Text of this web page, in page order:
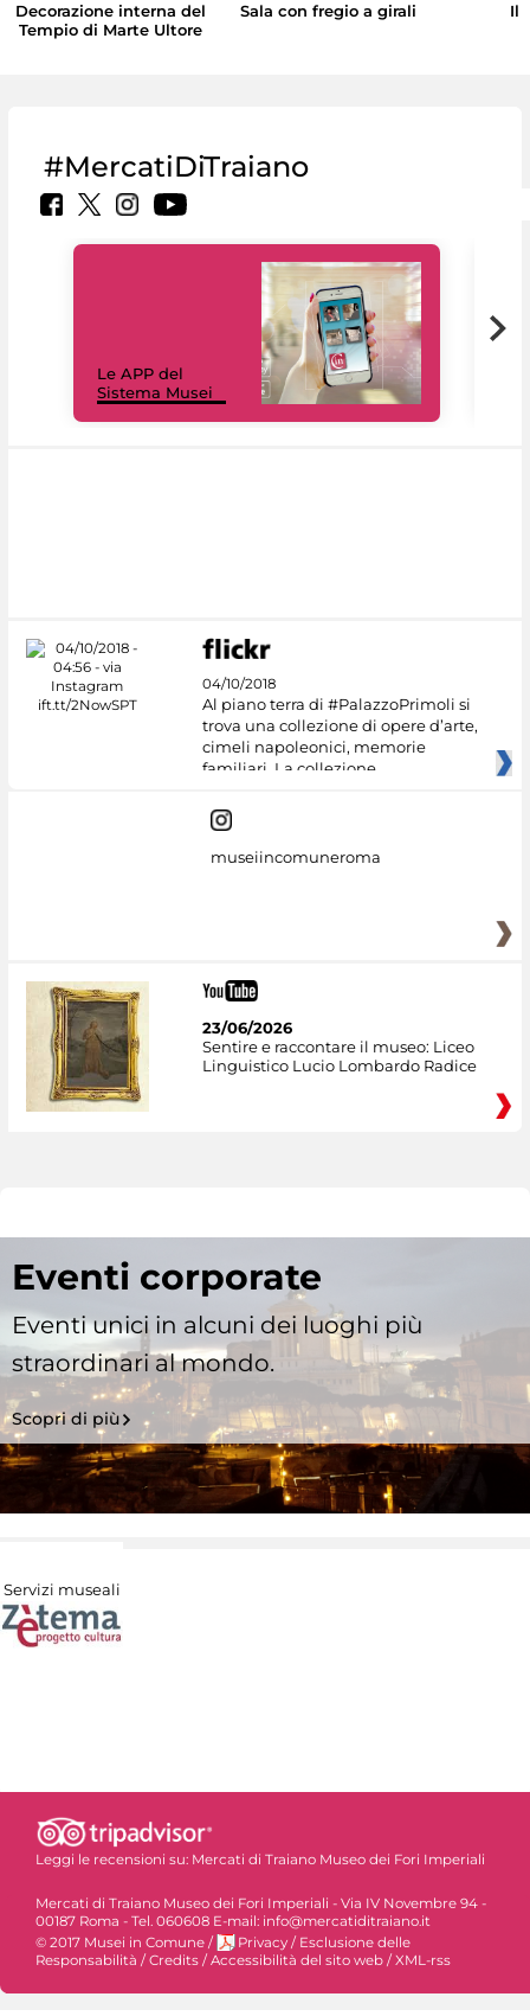
Decorazione interna del
Tempio di Marte Ultore
Sala con fregio a girali Il
#MercatiDiTraiano
Le APP del
Sistema Musei
04/10/2018
Al piano terra di #PalazzoPrimoli si
trova una collezione di opere d’arte,
cimeli napoleonici, memorie
familiari. La collezione
museiincomuneroma
23/06/2026
Sentire e raccontare il museo: Liceo
Linguistico Lucio Lombardo Radice
Eventi corporate
Eventi unici in alcuni dei luoghi più
straordinari al mondo.
Scopri di più
Servizi museali
Leggi le recensioni su: Mercati di Traiano Museo dei Fori Imperiali
Mercati di Traiano Museo dei Fori Imperiali - Via IV Novembre 94 -
00187 Roma - Tel. 060608 E-mail: info@mercatiditraiano.it
© 2017 Musei in Comune / Privacy / Esclusione delle
Responsabilità / Credits / Accessibilità del sito web / XML-rss